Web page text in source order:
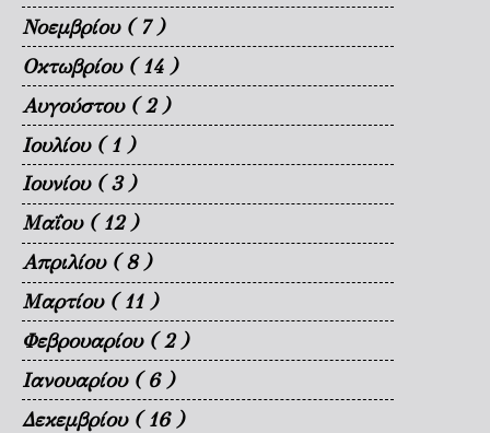
Νοεμβρίου ( 7 )
Οκτωβρίου ( 14 )
Αυγούστου ( 2 )
Ιουλίου ( 1 )
Ιουνίου ( 3 )
Μαΐου ( 12 )
Απριλίου ( 8 )
Μαρτίου ( 11 )
Φεβρουαρίου ( 2 )
Ιανουαρίου ( 6 )
Δεκεμβρίου ( 16 )